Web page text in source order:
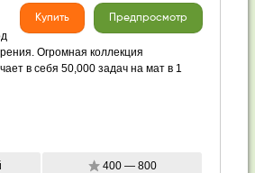
Предпросмотр
Купить
Огромная коллекция
в себя 50,000 задач на мат в 1
400 — 800